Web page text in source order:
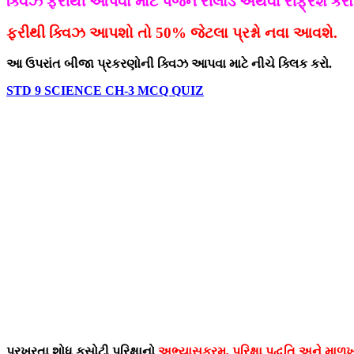
ફરીથી ક્વિઝ આપશો તો 50% જેટલા પ્રશ્નો નવા આવશે.
આ ઉપરાંત બીજા પ્રકરણોની ક્વિઝ આપવા માટે નીચે ક્લિક કરો.
STD 9 SCIENCE CH-3 MCQ QUIZ
પ્રખરતા શોધ કસોટી પરિક્ષાનો અભ્યાસક્રમ, પરિક્ષા પદ્વતિ અને